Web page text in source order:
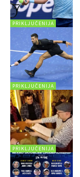
PRIKLJUČENIJA
PRIKLJUČENIJA
PRIKLJUČENIJA